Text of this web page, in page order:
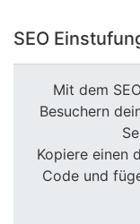
SEO
Mit dem
Besuchern
Kopiere einen
Code und